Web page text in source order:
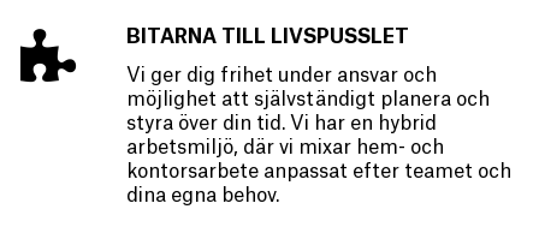
BITARNA TILL LIVSPUSSLET
Vi ger dig frihet under ansvar och
möjlighet att självständigt planera och
styra över din tid. Vi har en hybrid
arbetsmiljö, där vi mixar hem- och
kontorsarbete anpassat efter teamet och
dina egna behov.